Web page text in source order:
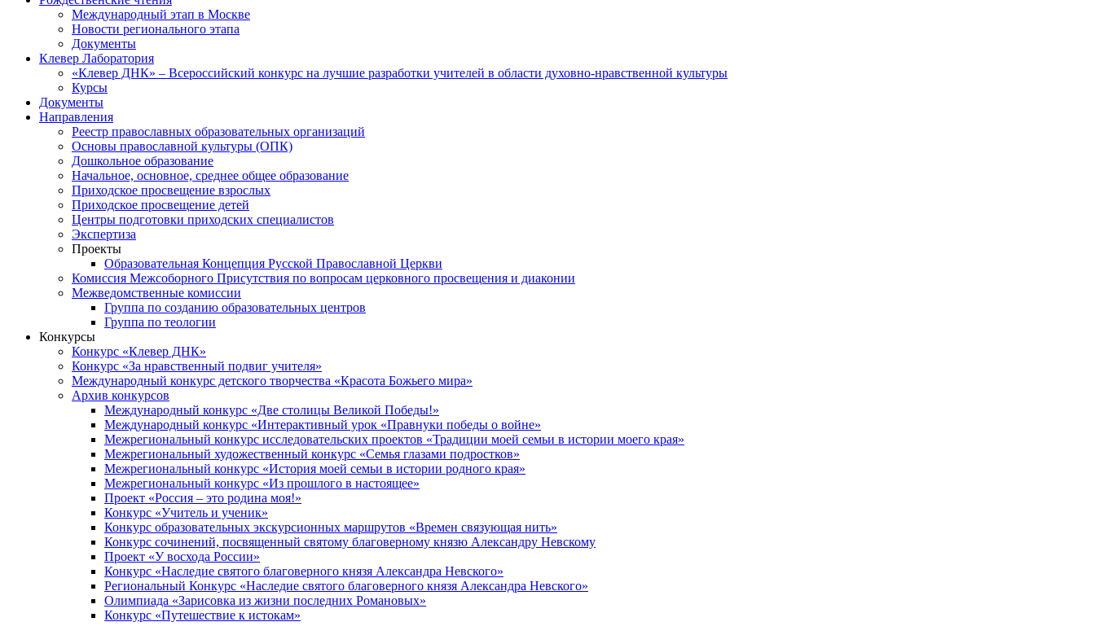
Международный этап в Москве
Новости регионального этапа
Документы
Клевер Лаборатория
«Клевер ДНК» – Всероссийский конкурс на лучшие разработки учителей в области духовно-нравственной культуры
Курсы
Документы
Направления
Реестр православных образовательных организаций
Основы православной культуры (ОПК)
Дошкольное образование
Начальное, основное, среднее общее образование
Приходское просвещение взрослых
Приходское просвещение детей
Центры подготовки приходских специалистов
Экспертиза
Проекты
Образовательная Концепция Русской Православной Церкви
Комиссия Межсоборного Присутствия по вопросам церковного просвещения и диаконии
Межведомственные комиссии
Группа по созданию образовательных центров
Группа по теологии
Конкурсы
Конкурс «Клевер ДНК»
Конкурс «За нравственный подвиг учителя»
Международный конкурс детского творчества «Красота Божьего мира»
Архив конкурсов
Международный конкурс «Две столицы Великой Победы!»
Международный конкурс «Интерактивный урок «Правнуки победы о войне»
Межрегиональный конкурс исследовательских проектов «Традиции моей семьи в истории моего края»
Межрегиональный художественный конкурс «Семья глазами подростков»
Межрегиональный конкурс «История моей семьи в истории родного края»
Межрегиональный конкурс «Из прошлого в настоящее»
Проект «Россия – это родина моя!»
Конкурс «Учитель и ученик»
Конкурс образовательных экскурсионных маршрутов «Времен связующая нить»
Конкурс сочинений, посвященный святому благоверному князю Александру Невскому
Проект «У восхода России»
Конкурс «Наследие святого благоверного князя Александра Невского»
Региональный Конкурс «Наследие святого благоверного князя Александра Невского»
Олимпиада «Зарисовка из жизни последних Романовых»
Конкурс «Путешествие к истокам»